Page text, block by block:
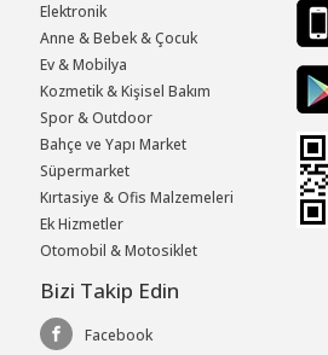
Elektronik
Anne & Bebek & Çocuk
Ev & Mobilya
Kozmetik & Kişisel Bakım
Spor & Outdoor
Bahçe ve Yapı Market
Süpermarket
Kırtasiye & Ofis Malzemeleri
Ek Hizmetler
Otomobil & Motosiklet
Bizi Takip Edin
Facebook